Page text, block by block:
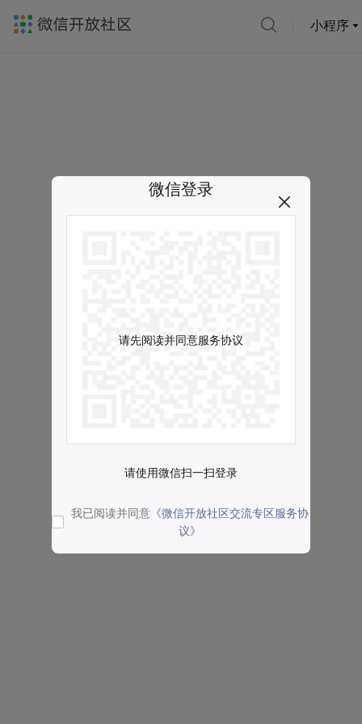
小程序
微信登录
请先阅读并同意服务协议
请使用微信扫一扫登录
我已阅读并同意 《微信开放社区交流专区服务协
议》